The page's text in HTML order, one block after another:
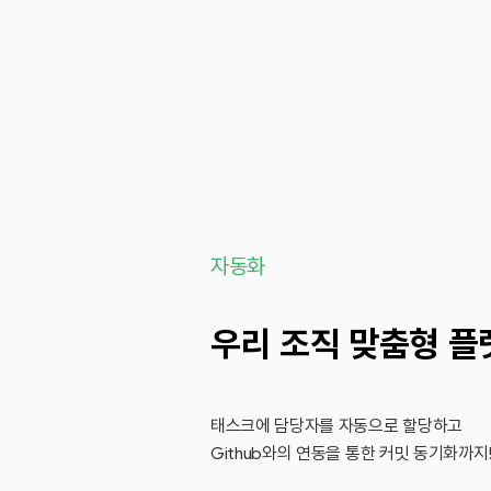
자동화
우리 조직 맞춤형 플
태스크에 담당자를 자동으로 할당하고
Github와의 연동을 통한 커밋 동기화까지!